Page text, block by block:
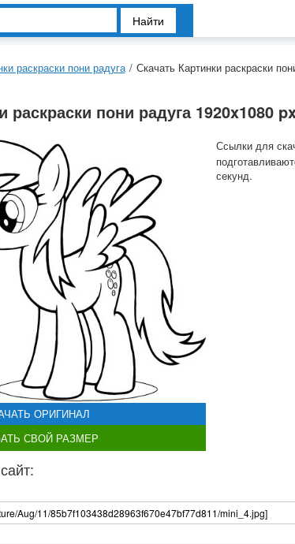
Найти
раскраски пони радуга / Скачать Картинки раскраски
раскраски пони радуга 1920x1080
ОРИГИНАЛ
СВОЙ РАЗМЕР
Ссылки для
секунд.